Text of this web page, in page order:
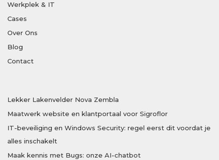
Werkplek & IT
Cases
Over Ons
Blog
Contact
Lekker Lakenvelder Nova Zembla
Maatwerk website en klantportaal voor Sigroflor
IT-beveiliging en Windows Security: regel eerst dit voordat je
alles inschakelt
Maak kennis met Bugs: onze AI-chatbot